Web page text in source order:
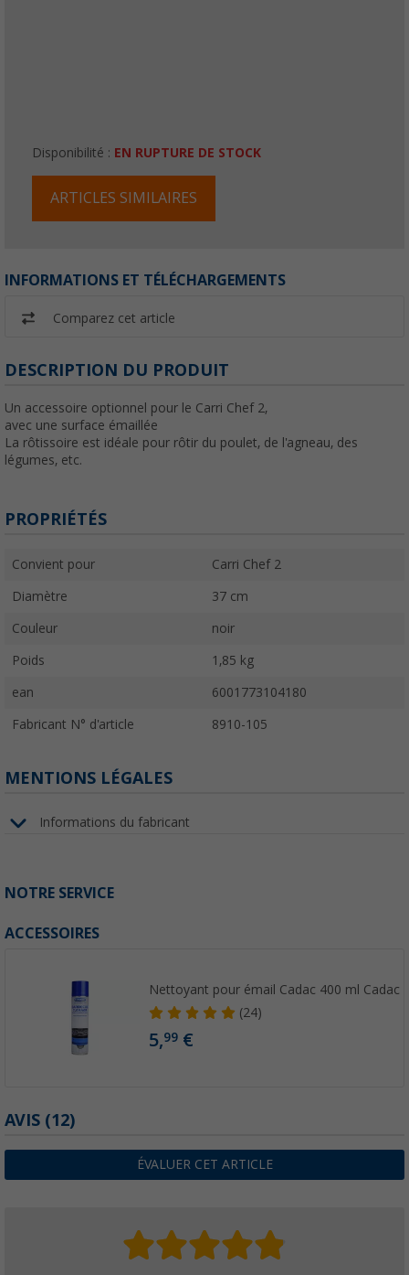
Disponibilité : EN RUPTURE DE STOCK
ARTICLES SIMILAIRES
INFORMATIONS ET TÉLÉCHARGEMENTS
Comparez cet article
DESCRIPTION DU PRODUIT
Un accessoire optionnel pour le Carri Chef 2,
avec une surface émaillée
La rôtissoire est idéale pour rôtir du poulet, de l'agneau, des
légumes, etc.
PROPRIÉTÉS
Convient pour Carri Chef 2
Diamètre 37 cm
Couleur noir
Poids 1,85 kg
ean 6001773104180
Fabricant N° d'article 8910-105
MENTIONS LÉGALES
Informations du fabricant
NOTRE SERVICE
ACCESSOIRES
Nettoyant pour émail Cadac 400 ml Cadac
(24)
5,99 €
AVIS (12)
ÉVALUER CET ARTICLE